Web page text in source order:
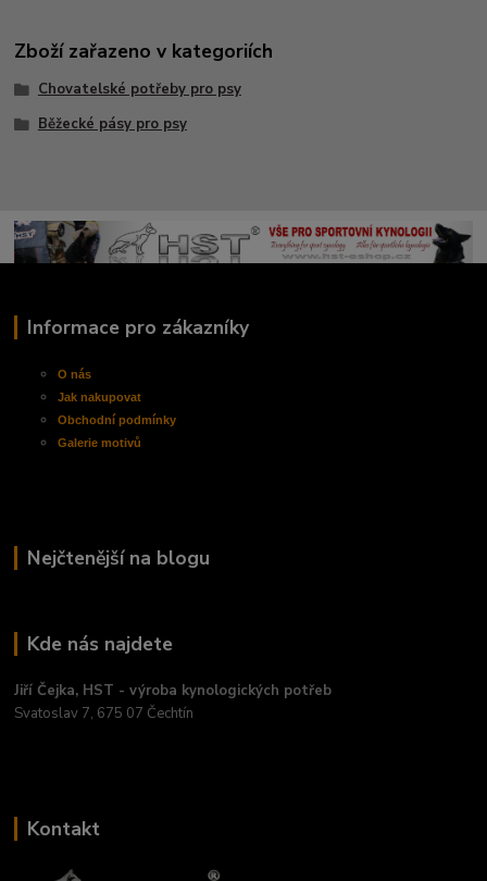
Zboží zařazeno v kategoriích
Chovatelské potřeby pro psy
Běžecké pásy pro psy
Informace pro zákazníky
O nás
Jak nakupovat
Obchodnípodmínky
Galerie motivů
Nejčtenější na blogu
Kde nás najdete
Jiří Čejka, HST - výroba kynologických potřeb
Svatoslav 7, 675 07 Čechtín
Kontakt